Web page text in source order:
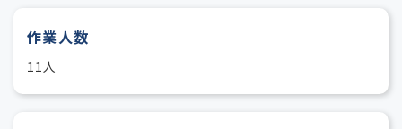
作業人数
11人